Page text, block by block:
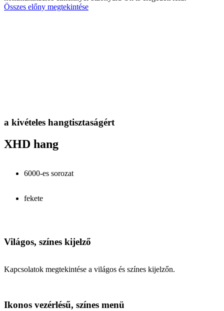
Összes előny megtekintése
a kivételes hangtisztaságért
XHD hang
6000-es sorozat
fekete
Világos, színes kijelző
Kapcsolatok megtekintése a világos és színes kijelzőn.
Ikonos vezérlésű, színes menü